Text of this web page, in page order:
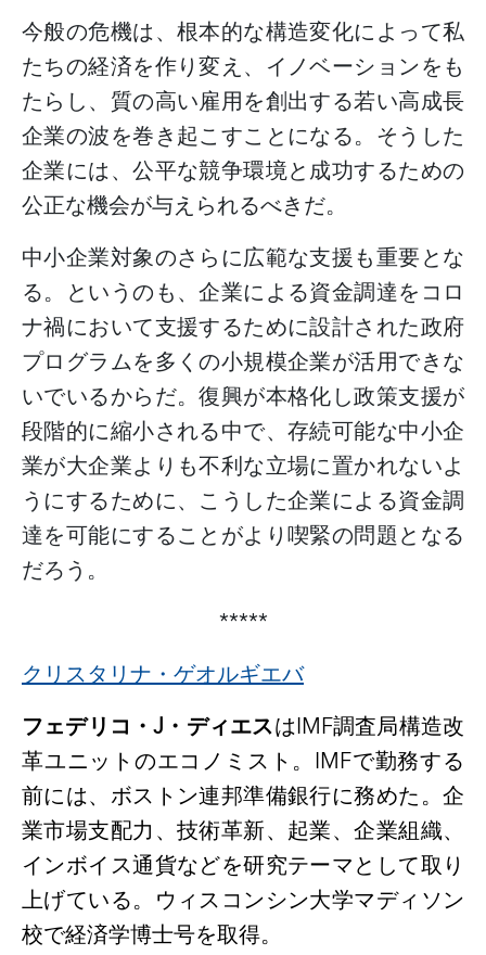
今般の危機は、根本的な構造変化によって私
たちの経済を作り変え、イノベーションをも
たらし、質の高い雇用を創出する若い高成長
企業の波を巻き起こすことになる。そうした
企業には、公平な競争環境と成功するための
公正な機会が与えられるべきだ。
中小企業対象のさらに広範な支援も重要とな
る。というのも、企業による資金調達をコロ
ナ禍において支援するために設計された政府
プログラムを多くの小規模企業が活用できな
いでいるからだ。復興が本格化し政策支援が
段階的に縮小される中で、存続可能な中小企
業が大企業よりも不利な立場に置かれないよ
うにするために、こうした企業による資金調
達を可能にすることがより喫緊の問題となる
だろう。
*****
クリスタリナ・ゲオルギエバ
フェデリコ・J ・ディエスはIMF調査局構造改
革ユニットのエコノミスト。 IMFで勤務する
前には、ボストン連邦準備銀行に務めた。企
業市場支配力、技術革新、起業、企業組織、
インボイス通貨などを研究テーマとして取り
上げている。ウィスコンシン大学マディソン
校で経済学博士号を取得。